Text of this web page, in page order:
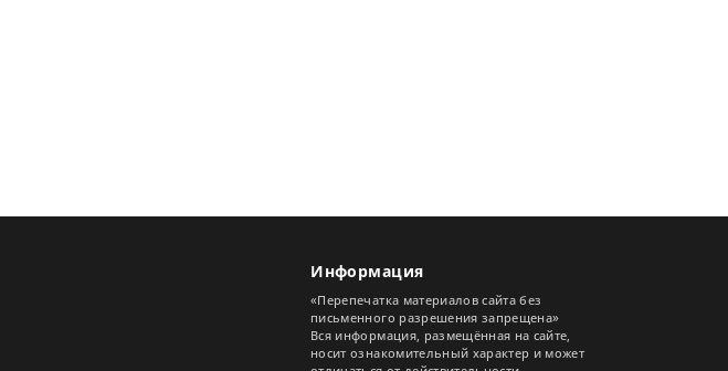
Информация
«Перепечатка материалов сайта без
письменного разрешения запрещена»
Вся информация, размещённая на сайте,
носит ознакомительный характер и может